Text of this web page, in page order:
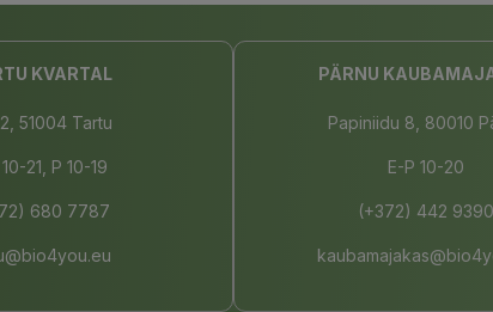
KVARTAL
51004 Tartu
21, P 10-19
680 7787
PÄRNU
Papiniidu 8, 80010
E-P 10-20
(+372) 442 9390